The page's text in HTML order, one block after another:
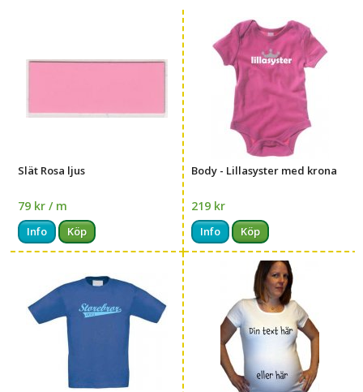
Slät Rosa ljus
79 kr / m
Info Köp
Body - Lillasyster med krona
219 kr
Info Köp